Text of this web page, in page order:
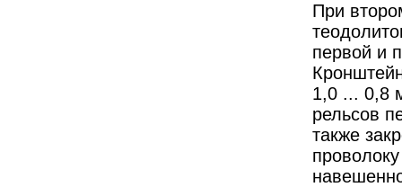
При
первой и
1,0 ... 0,8
рельсов
также